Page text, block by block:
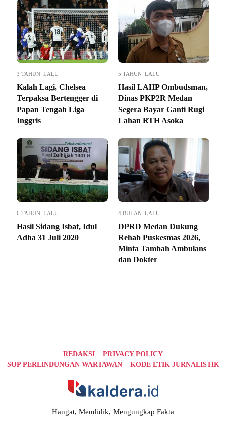
3 TAHUN LALU
Kalah Lagi, Chelsea
Terpaksa Bertengger di
Papan Tengah Liga
Inggris
5 TAHUN LALU
Hasil LAHP Ombudsman,
Dinas PKP2R Medan
Segera Bayar Ganti Rugi
Lahan RTH Asoka
6 TAHUN LALU
Hasil Sidang Isbat, Idul
Adha 31 Juli 2020
4 BULAN LALU
DPRD Medan Dukung
Rehab Puskesmas 2026,
Minta Tambah Ambulans
dan Dokter
REDAKSI
PRIVACY POLICY
SOP PERLINDUNGAN WARTAWAN
KODE ETIK JURNALISTIK
Hangat, Mendidik, Mengungkap Fakta